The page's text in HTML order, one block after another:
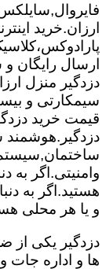
ارزان.خرید
دزدگیر منزل
سیمکارتی و
قیمت خرید
دزدگیر.هوشمند
وامنیتی.اگر به
هستید.اگر به
و یا هر محلی
دزدگیر یکی از
ها و اداره